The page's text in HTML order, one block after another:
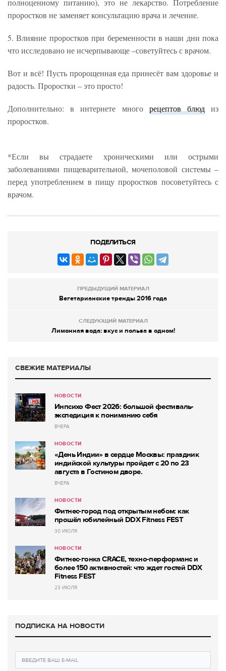
полноценному питанию), это не лекарство. Потребление
проростков не заменяет консультацию врача и лечение.
5. Влияние проростков при беременности в наши дни пока
что исследовано не исчерпывающе –советуйтесь с врачом.
Вот и всё! Пусть пророщенная еда принесёт вам здоровье и
радость. Проростки – это просто!
Дополнительно: в интернете много рецептов блюдиз
проростков.
*Если вы страдаете хроническими или острыми
заболеваниями пищеварительной, мочеполовой системы –
перед употреблением в пищу проростков посоветуйтесь с
врачом.
ПОДЕЛИТЬСЯ
ПРЕДЫДУЩИЙ МАТЕРИАЛ
Вегетарианские тренды 2016 года
СЛЕДУЮЩИЙ МАТЕРИАЛ
Лимонная вода: вкус и польза в одном!
СВЕЖИЕ МАТЕРИАЛЫ
НОВОСТИ
Инпсихо Фест 2026: большой фестиваль-
экспедиция к пониманию себя
ВЧЕРА
НОВОСТИ
«День Индии» в сердце Москвы: праздник
индийской культуры пройдет с 20 по 23
августа в Гостином дворе.
ВЧЕРА
НОВОСТИ
Фитнес-город под открытым небом: как
прошёл юбилейный DDX Fitness FEST
30 ИЮЛЯ
НОВОСТИ
Фитнес-гонка CRACE, техно-перформанс и
более 150 активностей: что ждет гостей DDX
Fitness FEST
23 ИЮЛЯ
ПОДПИСКА НА НОВОСТИ